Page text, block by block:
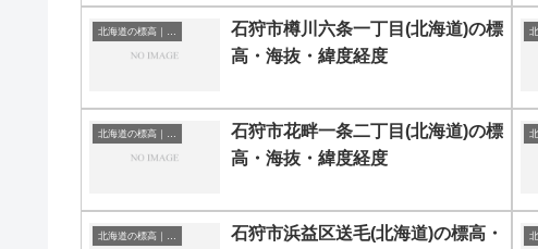
石狩市樽川六条一丁目(北海道)の標
高・海抜・緯度経度
石狩市花畔一条二丁目(北海道)の標
高・海抜・緯度経度
石狩市浜益区送毛(北海道)の標高・